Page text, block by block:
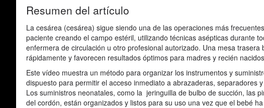
Resumen del artículo
La cesárea (cesárea) sigue siendo una de las operaciones más
paciente creando el campo estéril, utilizando técnicas asépticas durante
enfermera de circulación u otro profesional autorizado. Una mesa
rápidamente y favorecen resultados óptimos para madres y recién
Este vídeo muestra un método para organizar los instrumentos y
dispuesto para permitir el acceso inmediato a abrazaderas,
Los suministros neonatales, como la jeringuilla de bulbo de succión, las
del cordón, están organizados y listos para su uso una vez que el bebé